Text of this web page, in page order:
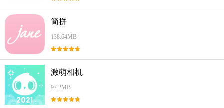
简拼
138.64MB
激萌相机
97.2MB